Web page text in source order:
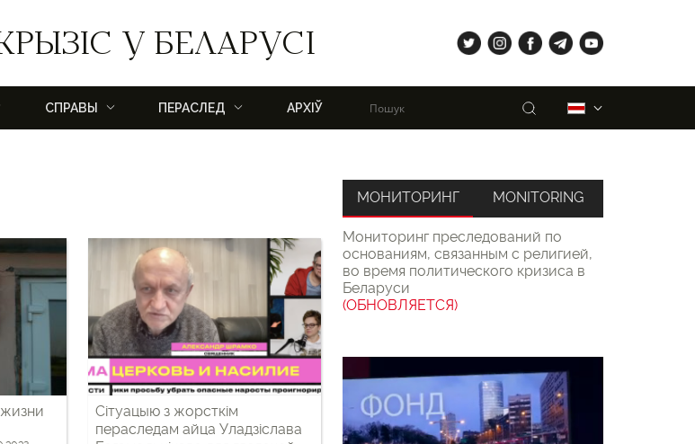
У БЕЛАРУСІ
СПРАВЫ ПЕРАСЛЕД АРХІЎ Пошук
tw ig fb tg yt
Сітуацыю з жорсткім
пераследам айца Уладзіслава
МОНИТОРИНГ
Мониторинг преследований по
основаниям, связанным с религией,
во время политического кризиса в
Беларуси
(ОБНОВЛЯЕТСЯ)
MONITORING